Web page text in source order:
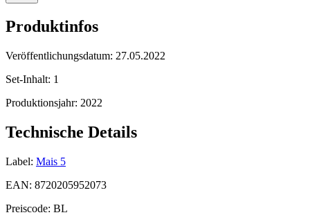
Produktinfos
Veröffentlichungsdatum: 27.05.2022
Set-Inhalt: 1
Produktionsjahr: 2022
Technische Details
Label: Mais 5
EAN: 8720205952073
Preiscode: BL